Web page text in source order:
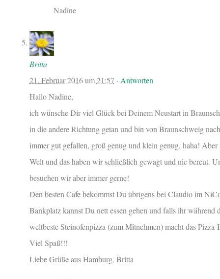
Nadine
Britta
21. Februar 2016um21:57 · Antworten
Hallo Nadine,
ich wünsche Dir viel Glück bei Deinem Neustart in
in die andere Richtung getan und bin von Braunschweig
immer gut gefallen, groß genug und klein genug, haha!
Welt und das haben wir schließlich gewagt und nie bereut.
besuchen wir aber immer gerne!
Den besten Cafe bekommst Du übrigens bei Claudio im
Bankplatz kannst Du nett essen gehen und falls ihr während
weltbeste Steinofenpizza (zum Mitnehmen) macht das
Viel Spaß!!!
Liebe Grüße aus Hamburg, Britta